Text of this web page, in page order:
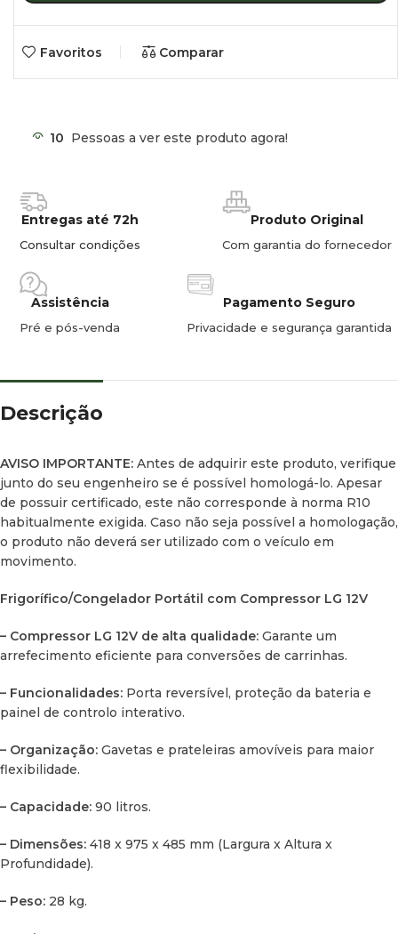
– Funcionalidades:Porta reversível, proteção da bateria e
painel de controlo interativo.
– Organização:Gavetas e prateleiras amovíveis para maior
– Capacidade:90 litros.
Profundidade).
Funcionamento:
A temperatura do frigorífico e do congelador é programável,
mas o frigorífico funcionará apenas com a última
posteriormente, o congelador a -10 ºC, o frigorífico
funcionará apenas com base na sonda do congelador,
ignorando a temperatura do frigorífico.
Favoritos Comparar
10 Pessoas a ver este produto agora!
Entregas até 72h
Consultar condições
Produto Original
Com garantia do fornecedor
Assistência
Pré e pós-venda
Pagamento Seguro
Privacidade e segurança garantida
Descrição
AVISO IMPORTANTE: Antes de adquirir este produto, verifique
junto do seu engenheiro se é possível homologá-lo. Apesar
de possuir certificado, este não corresponde à norma R10
habitualmente exigida. Caso não seja possível a homologação,
o produto não deverá ser utilizado com o veículo em
movimento.
Frigorífico/Congelador Portátil com Compressor LG 12V
– Compressor LG 12V de alta qualidade: Garante um
arrefecimento eficiente para conversões de carrinhas.
– Funcionalidades: Porta reversível, proteção da bateria e
painel de controlo interativo.
– Organização: Gavetas e prateleiras amovíveis para maior
flexibilidade.
– Capacidade: 90 litros.
– Dimensões: 418 x 975 x 485 mm (Largura x Altura x
Profundidade).
– Peso: 28 kg.